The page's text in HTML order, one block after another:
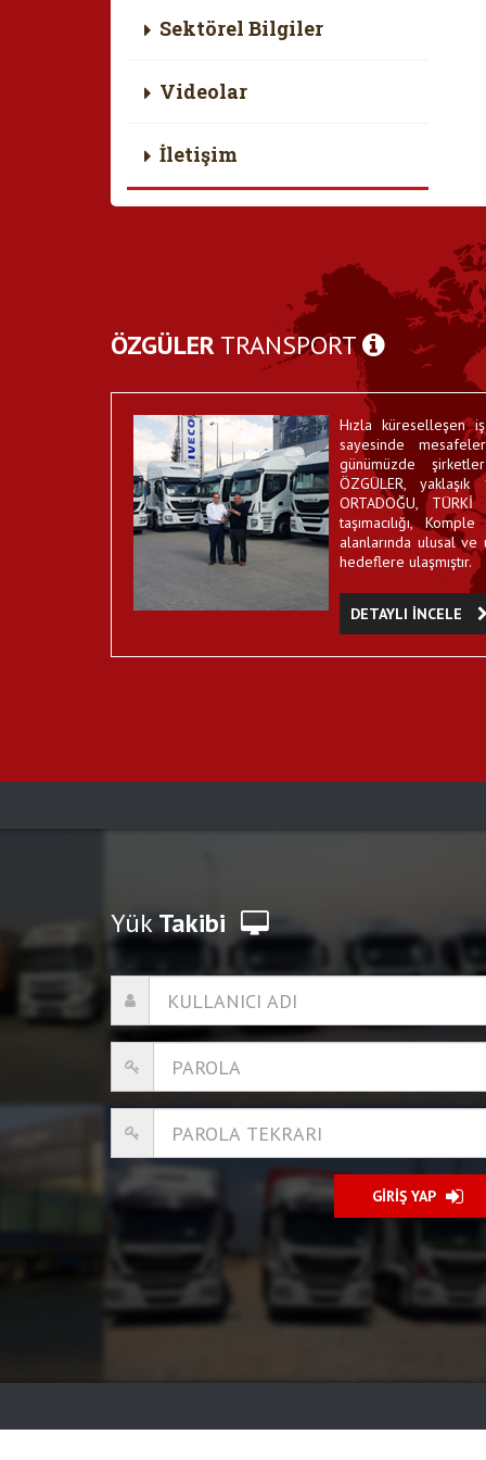
Sektörel Bilgiler
Videolar
İletişim
ÖZGÜLERTRANSPORT
Hızla küreselleşen
sayesinde
günümüzde
ÖZGÜLER,
ORTADOĞU, TÜRKİ
taşımacılığı,
alanlarında ulusal ve
hedeflere ulaşmıştır.
DETAYLI İNCELE
YükTakibi
GİRİŞ YAP